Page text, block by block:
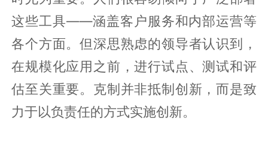
这些工具——涵盖客户服务和内部运营等
各个方面。但深思熟虑的领导者认识到，
在规模化应用之前，进行试点、测试和评
估至关重要。克制并非抵制创新，而是致
力于以负责任的方式实施创新。